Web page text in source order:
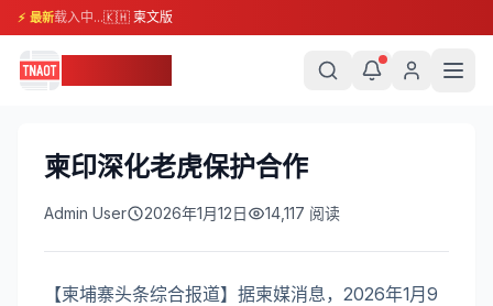
⚡ 最新载入中...🇰🇭 柬文版
柬印深化老虎保护合作
Admin User 2026年1月12日 14,117 阅读
【柬埔寨头条综合报道】据柬媒消息，2026年1月9